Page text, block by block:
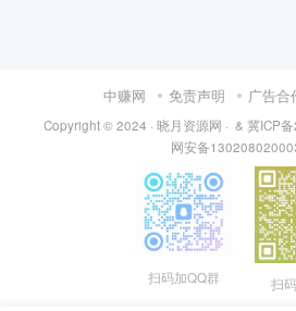
中赚网 免责声明 广告合
Copyright © 2024 · 晓月资源网 · & 冀ICP
网安备
扫码加QQ群 扫